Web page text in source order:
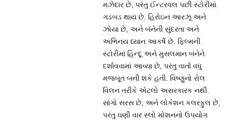
મઝેદાર છે, પરંતુ ઈન્ટરવલ પછી સ્ટોરીમાં
ગડબડ થાય છે. હિરોઇન આરઝૂ અને
ઝોયા છે, અને બંનેની સુંદરતા અને
અભિનય ધ્યાન આકર્ષે છે. ફિલ્મની
સ્ટોરીમાં હિન્દૂ અને મુસલમાન બંનેને
દર્શાવવામાં આવ્યા છે, પરંતુ વાર્તા વધુ
મજબૂત બની શકે હતી. વિષ્ણુનો રોલ
વિલન તરીકે એટલો અસરકારક નથી.
સાંગો સરસ છે, અને લોકેશન કલરફુલ છે,
પરંતુ ઘણી વાર સ્લો મોશનનો ઉપયોગ